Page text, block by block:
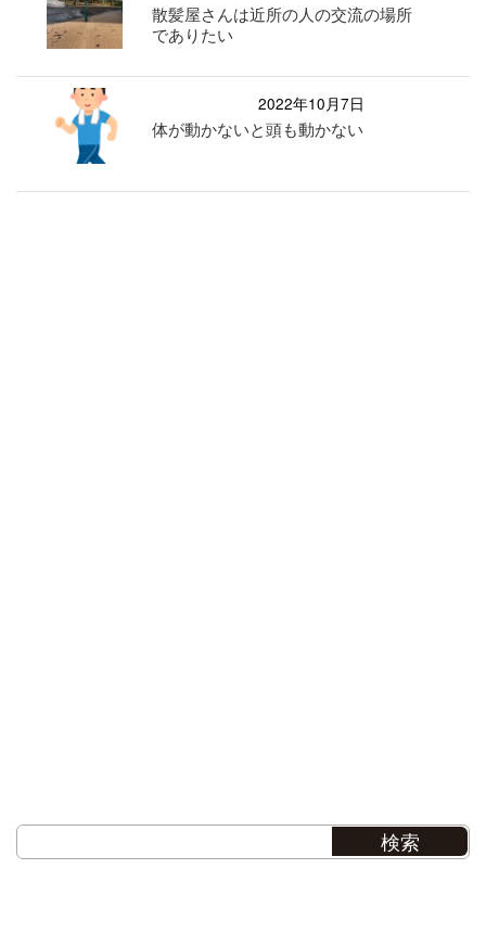
散髪屋さんは近所の人の交流の場所
でありたい
2022年10月7日
体が動かないと頭も動かない